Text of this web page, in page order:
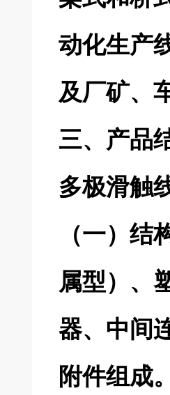
动化生产
及厂矿、
三、产品
多极滑触
（一）
属型）、
器、中间
附件组成